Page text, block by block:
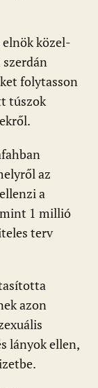
elnök közel-
folytasson
túszok
az
a
1 millió
terv
azon
lányok ellen,